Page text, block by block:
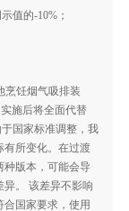
值的-10%；
烹饪烟气吸排装
施后将全面代替
国家标准调整，我
有所变化。在过渡
种版本，可能会导
。 该差异不影响
国家要求，使用